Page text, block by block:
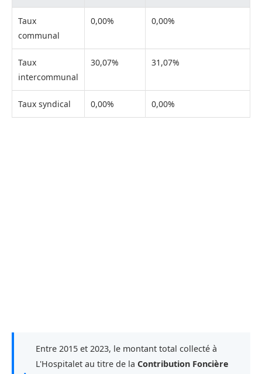
Taux
communal
0,00% 0,00%
Taux
intercommunal
30,07% 31,07%
Taux syndical 0,00% 0,00%
Entre 2015 et 2023, le montant total collecté à
L'Hospitalet au titre de la Contribution Foncière